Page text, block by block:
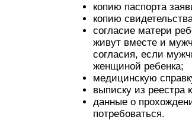
копию паспорта
копию
согласие матери
живут вместе и
согласия, если
женщиной ребенка;
медицинскую
выписку из реестра
данные о
потребоваться.